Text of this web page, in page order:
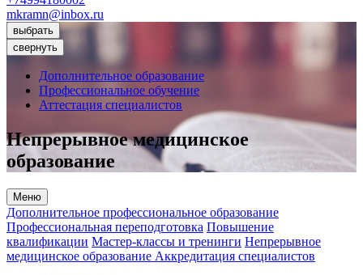
mkramn@inbox.ru
выбрать
свернуть
Дополнительное образование
Профессиональное обучение
Аттестация специалистов
Непрерывное медицинское
образование
Меню
Дополнительное профессиональное образование
Профессиональная переподготовка Повышение
квалификации Мастер-классы и тренинги Непрерывное
медицинское образование Аккредитация специалистов